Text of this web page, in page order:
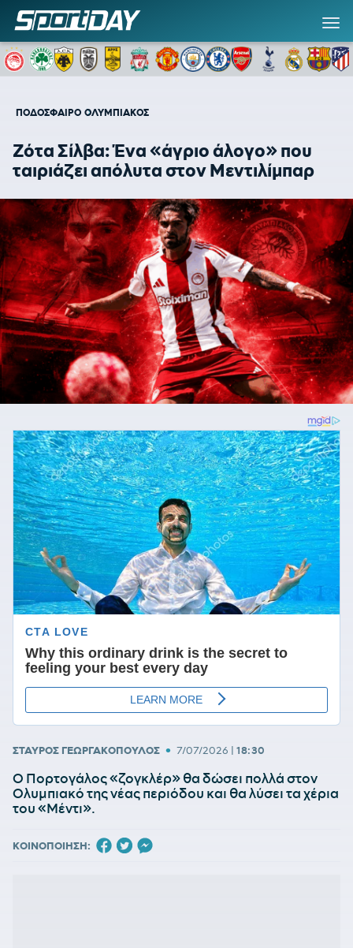
ΠΟΔΟΣΦΑΙΡΟ ΟΛΥΜΠΙΑΚΟΣ
Ζότα Σίλβα: Ένα «άγριο άλογο» που
ταιριάζει απόλυτα στον Μεντιλίμπαρ
ΣΤΑΥΡΟΣ ΓΕΩΡΓΑΚΟΠΟΥΛΟΣ • 7/07/2026 | 18:30
Ο Πορτογάλος «ζογκλέρ» θα δώσει πολλά στον
Ολυμπιακό της νέας περιόδου και θα λύσει τα χέρια
του «Μέντι».
ΚΟΙΝΟΠΟΙΗΣΗ: